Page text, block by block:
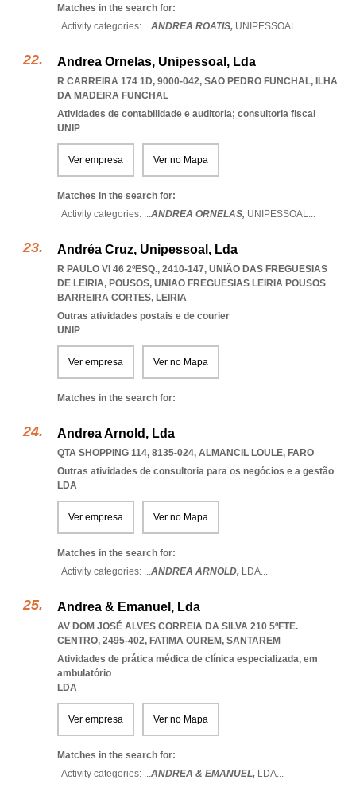
Matches in the search for:
Activity categories: ...ANDREA ROATIS, UNIPESSOAL...
Andrea Ornelas, Unipessoal, Lda
R CARREIRA 174 1D, 9000-042, SAO PEDRO FUNCHAL, ILHA
DA MADEIRA FUNCHAL
Atividades de contabilidade e auditoria; consultoria fiscal
UNIP
Ver empresa Ver no Mapa
Matches in the search for:
Activity categories: ...ANDREA ORNELAS, UNIPESSOAL...
Andréa Cruz, Unipessoal, Lda
R PAULO VI 46 2ºESQ., 2410-147, UNIÃO DAS FREGUESIAS
DE LEIRIA, POUSOS, UNIAO FREGUESIAS LEIRIA POUSOS
BARREIRA CORTES, LEIRIA
Outras atividades postais e de courier
UNIP
Ver empresa Ver no Mapa
Matches in the search for:
Andrea Arnold, Lda
QTA SHOPPING 114, 8135-024, ALMANCIL LOULE, FARO
Outras atividades de consultoria para os negócios e a gestão
LDA
Ver empresa Ver no Mapa
Matches in the search for:
Activity categories: ...ANDREA ARNOLD, LDA...
Andrea & Emanuel, Lda
AV DOM JOSÉ ALVES CORREIA DA SILVA 210 5ºFTE.
CENTRO, 2495-402, FATIMA OUREM, SANTAREM
Atividades de prática médica de clínica especializada, em
ambulatório
LDA
Ver empresa Ver no Mapa
Matches in the search for:
Activity categories: ...ANDREA & EMANUEL, LDA...